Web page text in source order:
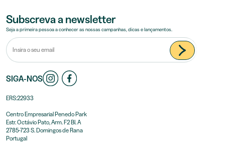
Subscreva a newsletter
Seja a primeira pessoa a conhecer as nossas campanhas, dicas e lançamentos.
SIGA-NOS
ERS:22933
Centro Empresarial Penedo Park
Estr. Octávio Pato, Arm. F2 Bl. A
2785-723 S. Domingos de Rana
Portugal